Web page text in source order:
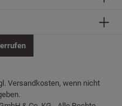
Versandkosten, wenn nicht